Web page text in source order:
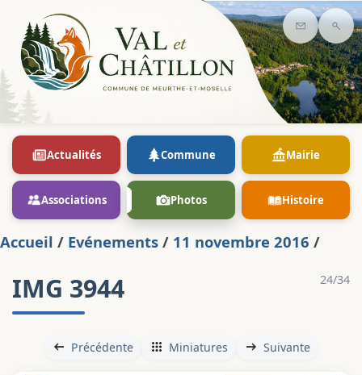
Contact
Actualités Commune Mairie
Associations Photos Histoire
Accueil / Evénements / 11 novembre 2016 /
24/34
IMG 3944
Précédente Miniatures Suivante